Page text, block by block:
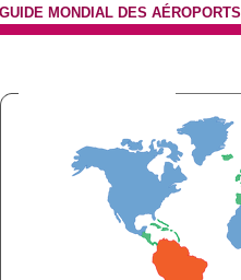
GUIDE MONDIAL DES AÉROPORTS